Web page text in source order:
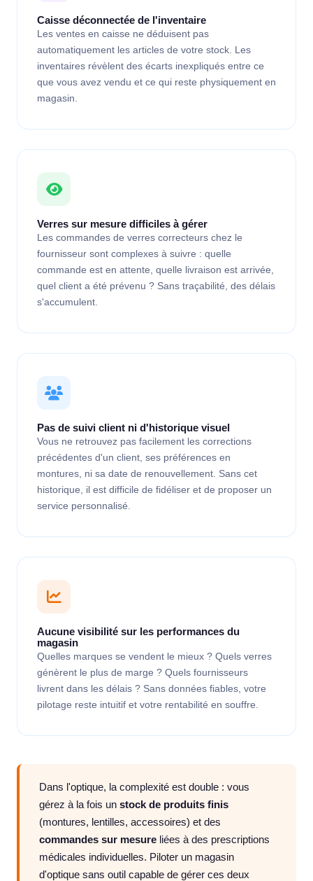
Caisse déconnectée de l'inventaire
Les ventes en caisse ne déduisent pas
automatiquement les articles de votre stock. Les
inventaires révèlent des écarts inexpliqués entre ce
que vous avez vendu et ce qui reste physiquement en
magasin.
Verres sur mesure difficiles à gérer
Les commandes de verres correcteurs chez le
fournisseur sont complexes à suivre : quelle
commande est en attente, quelle livraison est arrivée,
quel client a été prévenu ? Sans traçabilité, des délais
s'accumulent.
Pas de suivi client ni d'historique visuel
Vous ne retrouvez pas facilement les corrections
précédentes d'un client, ses préférences en
montures, ni sa date de renouvellement. Sans cet
historique, il est difficile de fidéliser et de proposer un
service personnalisé.
Aucune visibilité sur les performances du
magasin
Quelles marques se vendent le mieux ? Quels verres
génèrent le plus de marge ? Quels fournisseurs
livrent dans les délais ? Sans données fiables, votre
pilotage reste intuitif et votre rentabilité en souffre.
Dans l'optique, la complexité est double : vous
gérez à la fois un stock de produits finis
(montures, lentilles, accessoires) et des
commandes sur mesure liées à des prescriptions
médicales individuelles. Piloter un magasin
d'optique sans outil capable de gérer ces deux